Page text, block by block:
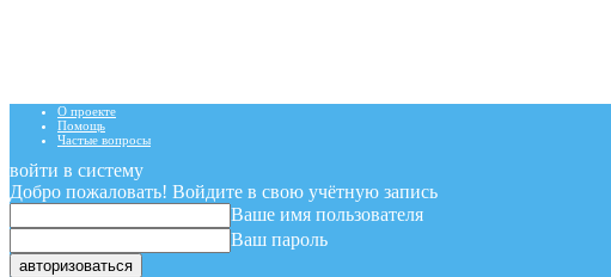
О проекте
Помощь
Частые вопросы
войти в систему
Добро пожаловать! Войдите в свою учётную запись
Ваше имя пользователя
Ваш пароль